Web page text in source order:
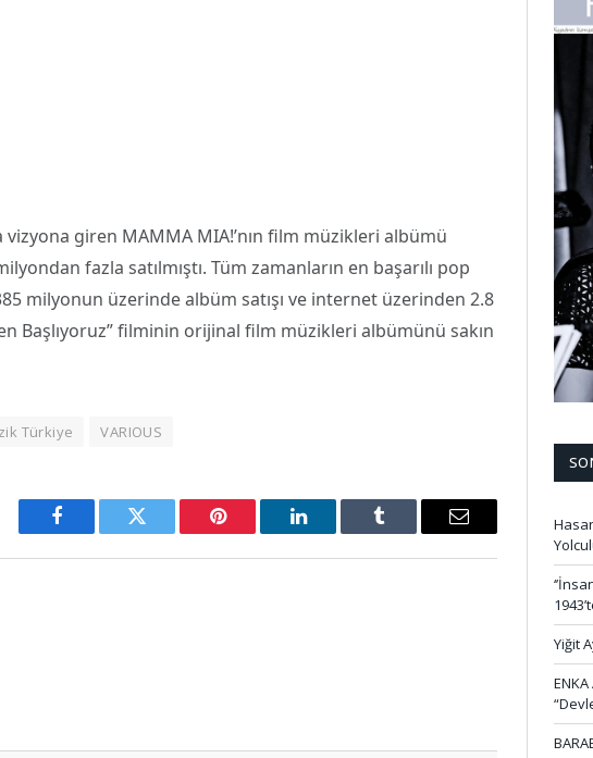
vizyona giren MAMMA MIA!’nın film müzikleri albümü
fazla satılmıştı. Tüm zamanların en başarılı pop
milyonun üzerinde albüm satışı ve internet üzerinden 2.8
Başlıyoruz” filminin orijinal film müzikleri albümünü sakın
Türkiye VARIOUS
Facebook Twitter Pinterest LinkedIn Tumblr Email
Yiğit